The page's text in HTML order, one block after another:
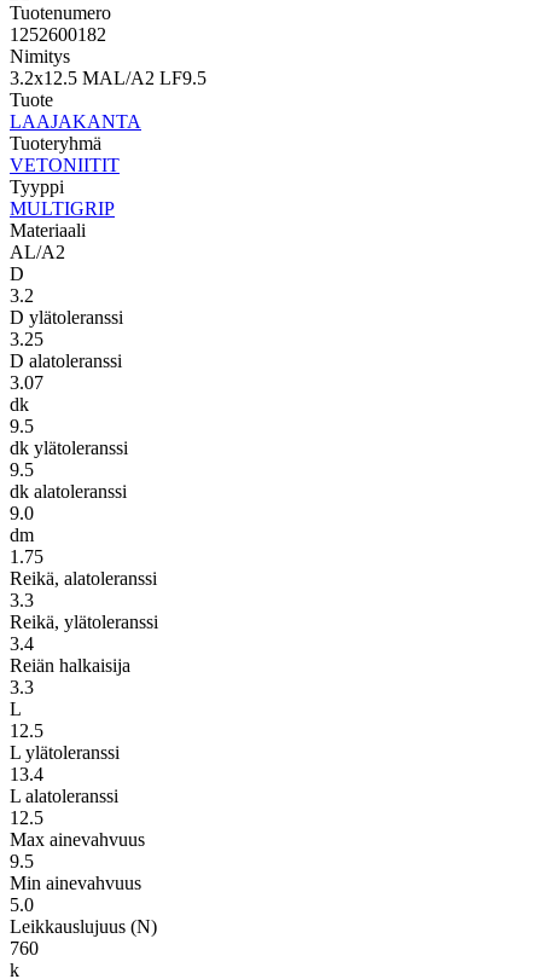
Tuotenumero
1252600182
Nimitys
3.2x12.5 MAL/A2 LF9.5
Tuote
LAAJAKANTA
Tuoteryhmä
VETONIITIT
Tyyppi
MULTIGRIP
Materiaali
AL/A2
D
3.2
D ylätoleranssi
3.25
D alatoleranssi
3.07
dk
9.5
dk ylätoleranssi
9.5
dk alatoleranssi
9.0
dm
1.75
Reikä, alatoleranssi
3.3
Reikä, ylätoleranssi
3.4
Reiän halkaisija
3.3
L
12.5
L ylätoleranssi
13.4
L alatoleranssi
12.5
Max ainevahvuus
9.5
Min ainevahvuus
5.0
Leikkauslujuus (N)
760
k